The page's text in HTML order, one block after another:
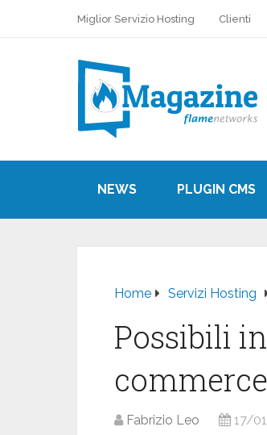
Miglior Servizio Hosting Clienti
NEWS PLUGIN CMS
Home Servizi Hosting
Possibili
commerce
Fabrizio Leo 17/